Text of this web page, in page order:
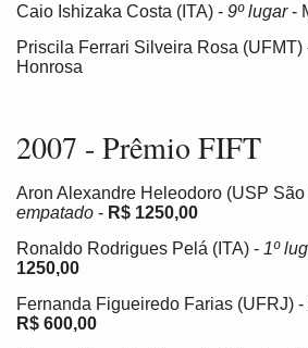
Caio Ishizaka Costa (ITA) - 9º lugar-
Priscila Ferrari Silveira Rosa (UFMT)
Honrosa
2007 - Prêmio FIFT
Aron Alexandre Heleodoro (USP
empatado - R$ 1250,00
Ronaldo Rodrigues Pelá (ITA) - 1º
1250,00
Fernanda Figueiredo Farias (UFRJ) -
R$ 600,00